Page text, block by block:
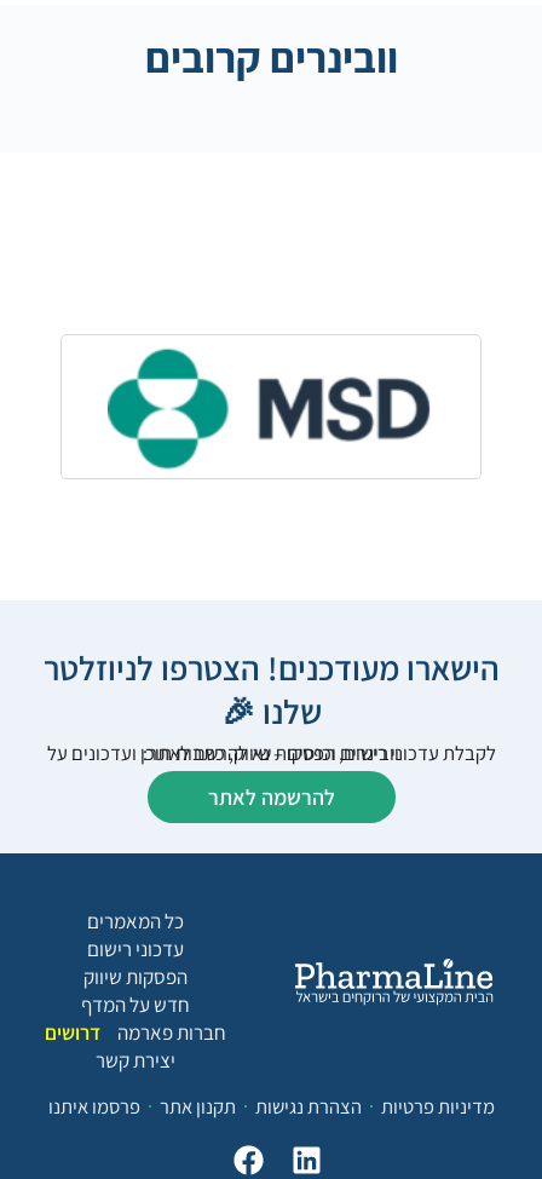
וובינרים קרובים
הישארו מעודכנים! הצטרפו לניוזלטר
שלנו 🎉
לקבלת עדכוני רישום, הפסקות שיווק, כתבות תוכן ועדכונים על וובינרים וכנסים – נא להרשם לאתר:
להרשמה לאתר
כל המאמרים
עדכוני רישום
הפסקות שיווק
חדש על המדף
חברות פארמה
דרושים
יצירת קשר
מדיניות פרטיות
הצהרת נגישות תקנון אתר פרסמו איתנו